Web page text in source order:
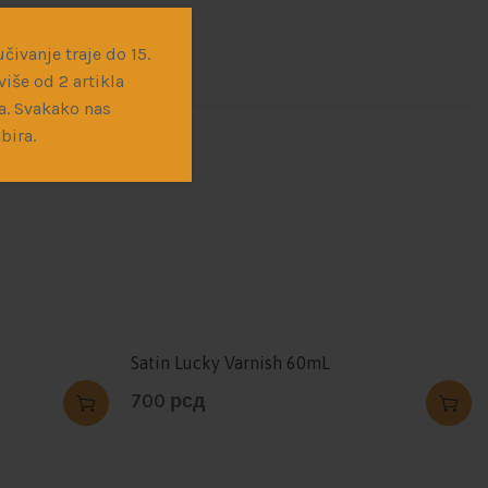
traje do 15.
od 2 artikla
Svakako nas
Satin Lucky Varnish 60mL
700 рсд